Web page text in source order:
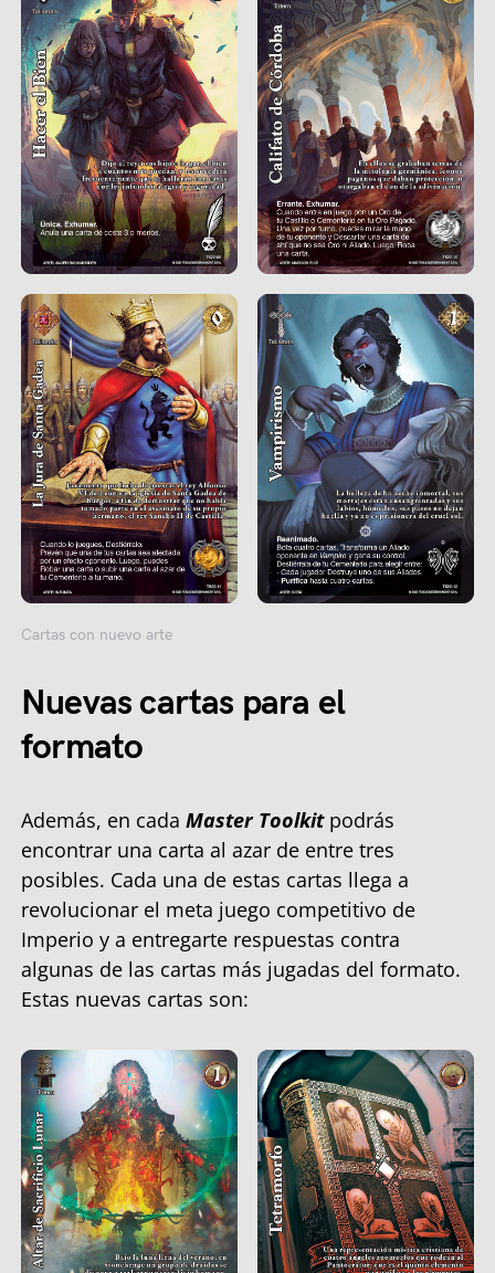
Cartas con nuevo arte
Nuevas cartas para el
formato
Además, en cada Master Toolkit podrás
encontrar una carta al azar de entre tres
posibles. Cada una de estas cartas llega a
revolucionar el meta juego competitivo de
Imperio y a entregarte respuestas contra
algunas de las cartas más jugadas del formato.
Estas nuevas cartas son: